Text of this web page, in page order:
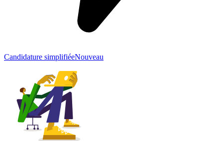
Candidature simplifiéeNouveau